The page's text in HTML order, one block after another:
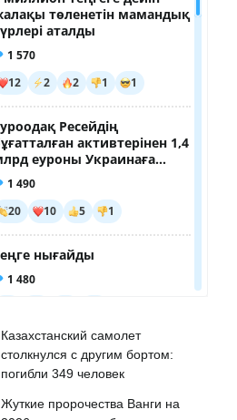
Казахстанский самолет
столкнулся с другим бортом:
погибли 349 человек
Жуткие пророчества Ванги на